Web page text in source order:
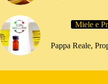
Miele e
Pappa Reale,